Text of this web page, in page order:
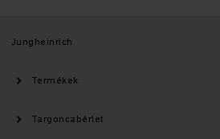
Jungheinrich
Termékek
Targoncabérlet